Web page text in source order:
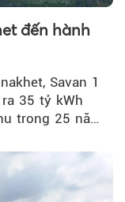
đến hành
Savan 1
35 tỷ kWh
trong 25 năm